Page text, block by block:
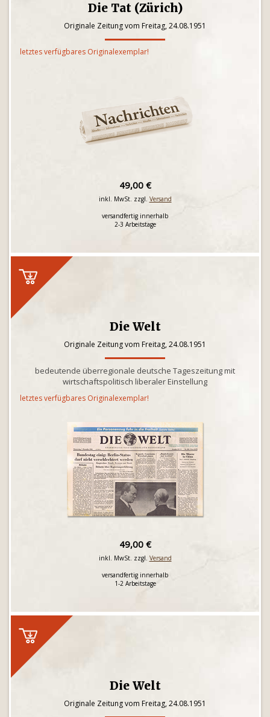
Die Tat (Zürich)
Originale Zeitung vom Freitag, 24.08.1951
letztes verfügbares Originalexemplar!
49,00 €
inkl. MwSt. zzgl. Versand
versandfertig innerhalb
2-3 Arbeitstage
Die Welt
Originale Zeitung vom Freitag, 24.08.1951
bedeutende überregionale deutsche Tageszeitung mit
wirtschaftspolitisch liberaler Einstellung
letztes verfügbares Originalexemplar!
49,00 €
inkl. MwSt. zzgl. Versand
versandfertig innerhalb
1-2 Arbeitstage
Die Welt
Originale Zeitung vom Freitag, 24.08.1951